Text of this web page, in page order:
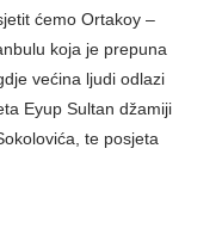
ćemo Ortakoy –
koja je prepuna
većina ljudi odlazi
Eyup Sultan džamiji
te posjeta